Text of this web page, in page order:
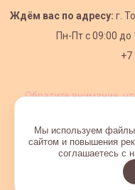
Ждём вас по адресу: г.
Пн-Пт с09:00 до
+7
Обратите внимание,
Интернет-
Мы используем файлы
сайтом и повышения
соглашаетесь с